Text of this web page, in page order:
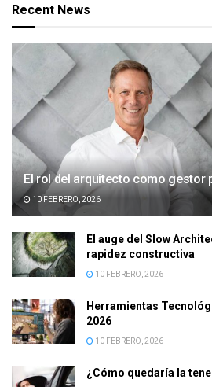
Recent News
El rol del arquitecto como gestor
10 FEBRERO, 2026
El auge del Slow
rapidez constructiva
10 FEBRERO, 2026
Herramientas
2026
10 FEBRERO, 2026
¿Cómo quedaría la